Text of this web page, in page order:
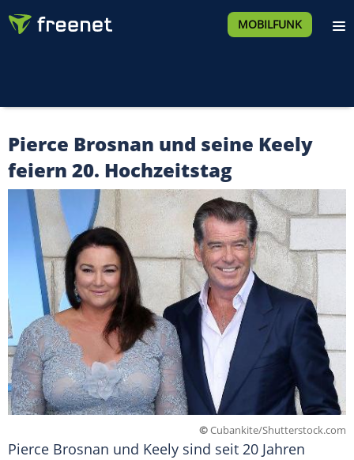
MOBILFUNK
Pierce Brosnan und seine Keely
feiern 20. Hochzeitstag
©Cubankite/Shutterstock.com
Pierce Brosnan und Keely sind seit 20 Jahren